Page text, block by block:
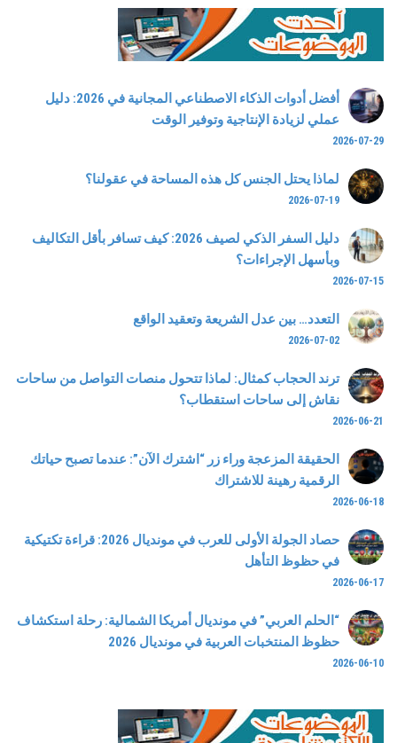
أفضل أدوات الذكاء الاصطناعي المجانية في 2026: دليل
عملي لزيادة الإنتاجية وتوفير الوقت
2026-07-29
لماذا يحتل الجنس كل هذه المساحة في عقولنا؟
2026-07-19
دليل السفر الذكي لصيف 2026: كيف تسافر بأقل التكاليف
وبأسهل الإجراءات؟
2026-07-15
التعدد… بين عدل الشريعة وتعقيد الواقع
2026-07-02
ترند الحجاب كمثال: لماذا تتحول منصات التواصل من ساحات
نقاش إلى ساحات استقطاب؟
2026-06-21
الحقيقة المزعجة وراء زر “اشترك الآن”: عندما تصبح حياتك
الرقمية رهينة للاشتراك
2026-06-18
حصاد الجولة الأولى للعرب في مونديال 2026: قراءة تكتيكية
في حظوظ التأهل
2026-06-17
“الحلم العربي” في مونديال أمريكا الشمالية: رحلة استكشاف
حظوظ المنتخبات العربية في مونديال 2026
2026-06-10